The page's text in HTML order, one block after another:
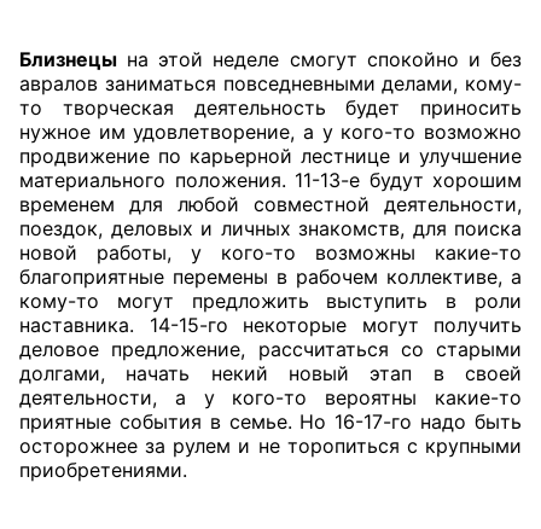
Близнецы на этой неделе смогут спокойно и без
авралов заниматься повседневными делами, кому-
то творческая деятельность будет приносить
нужное им удовлетворение, а у кого-то возможно
продвижение по карьерной лестнице и улучшение
материального положения. 11-13-е будут хорошим
временем для любой совместной деятельности,
поездок, деловых и личных знакомств, для поиска
новой работы, у кого-то возможны какие-то
благоприятные перемены в рабочем коллективе, а
кому-то могут предложить выступить в роли
наставника. 14-15-го некоторые могут получить
деловое предложение, рассчитаться со старыми
долгами, начать некий новый этап в своей
деятельности, а у кого-то вероятны какие-то
приятные события в семье. Но 16-17-го надо быть
осторожнее за рулем и не торопиться с крупными
приобретениями.